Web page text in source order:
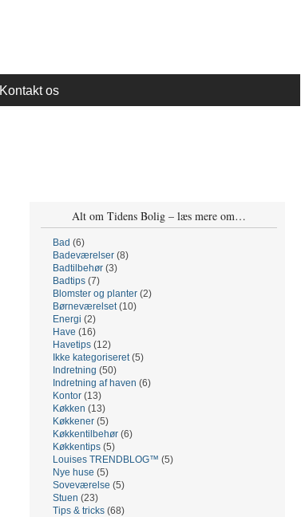
Kontakt os
Alt om Tidens Bolig – læs mere om…
Bad (6)
Badeværelser(8)
Badtilbehør(3)
Badtips(7)
Blomster og planter(2)
Børneværelset(10)
Energi (2)
Have (16)
Havetips(12)
Ikke kategoriseret(5)
Indretning (50)
Indretning af haven (6)
Kontor(13)
Køkken (13)
Køkkener(5)
Køkkentilbehør(6)
Køkkentips(5)
Louises TRENDBLOG™ (5)
Nye huse (5)
Soveværelse (5)
Stuen (23)
Tips & tricks(68)